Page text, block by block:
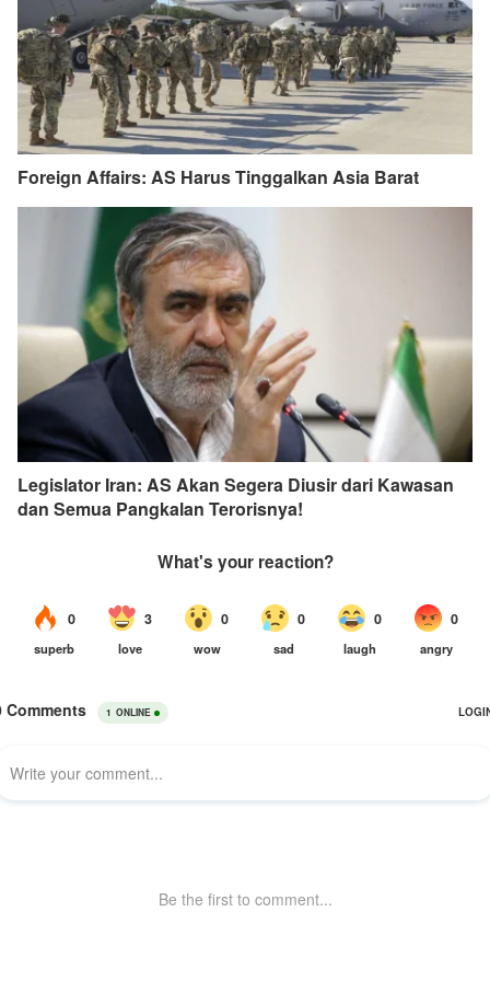
Foreign Affairs: AS Harus Tinggalkan Asia Barat
Legislator Iran: AS Akan Segera Diusir dari Kawasan
dan Semua Pangkalan Terorisnya!